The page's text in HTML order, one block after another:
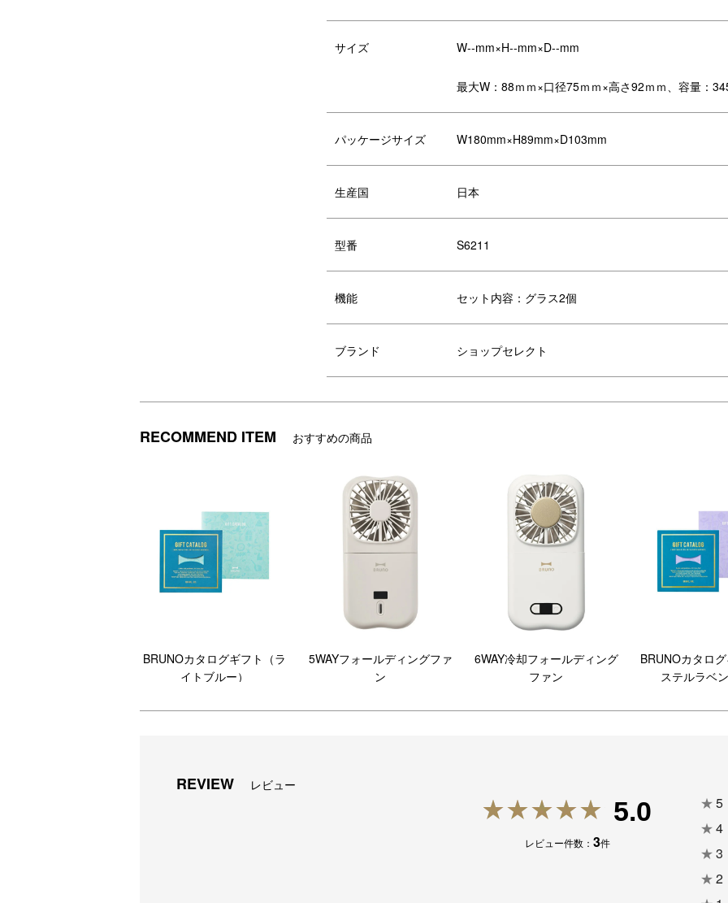
シリーズ バリエーション
サイズ W--mm×H--mm×D--mm
最大W：88ｍｍ×口径75ｍｍ×高さ92ｍｍ、容量：
パッケージサイズ W180mm×H89mm×D103mm
生産国 日本
型番 S6211
機能 セット内容：グラス2個
ブランド ショップセレクト
RECOMMEND ITEM おすすめの商品
BRUNOカタログギフト（ラ
イトブルー）
5WAYフォールディングファ
ン
6WAY冷却フォールディング
ファン
BRUNOカタロ
ステルラベ
REVIEW レビュー
5.0
レビュー件数： 3件
★5
★4
★3
★2